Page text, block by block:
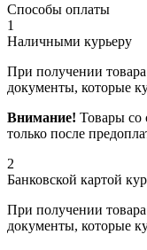
Способы оплаты
1
Наличными курьеру
При получении
документы, которые
Внимание! Товары со
только после
2
Банковской картой
При получении
документы, которые